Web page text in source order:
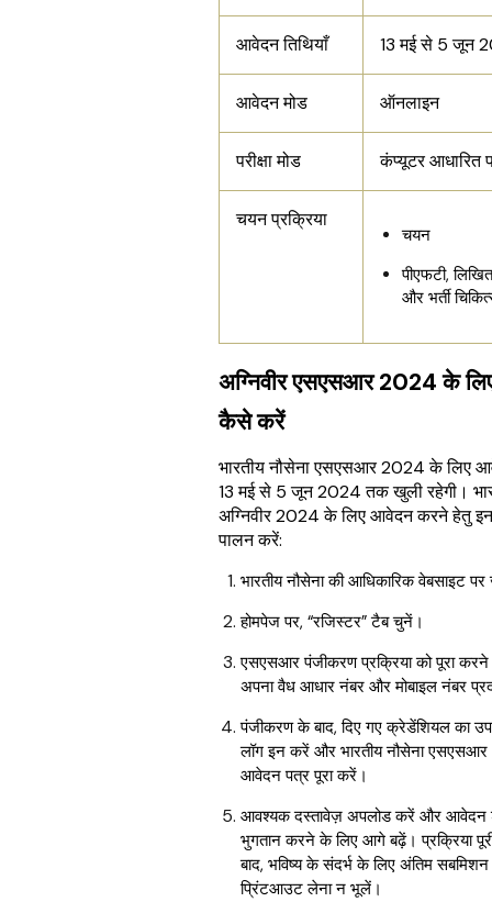
आवेदन तिथियाँ 13 मई से 5 जून
आवेदन मोड ऑनलाइन
परीक्षा मोड कंप्यूटर आधारित
चयन प्रक्रिया
चयन
पीएफटी, लिखित
और भर्ती
अग्निवीर एसएसआर 2024 के
कैसे करें
भारतीय नौसेना एसएसआर 2024 के लिए
13 मई से 5 जून 2024 तक खुली रहेगी।
अग्निवीर 2024 के लिए आवेदन करने हेतु
पालन करें:
भारतीय नौसेना की आधिकारिक वेबसाइट
होमपेज पर, “रजिस्टर” टैब चुनें।
एसएसआर पंजीकरण प्रक्रिया को पूरा
अपना वैध आधार नंबर और मोबाइल नंबर
पंजीकरण के बाद, दिए गए क्रेडेंशियल का
लॉग इन करें और भारतीय नौसेना
आवेदन पत्र पूरा करें।
आवश्यक दस्तावेज़ अपलोड करें और आवेदन
भुगतान करने के लिए आगे बढ़ें। प्रक्रिया
बाद, भविष्य के संदर्भ के लिए अंतिम
प्रिंटआउट लेना न भूलें।